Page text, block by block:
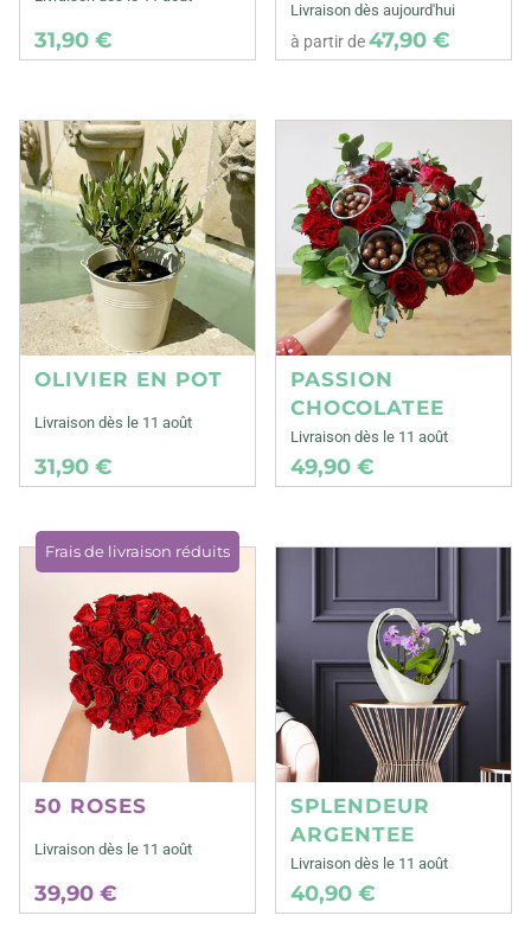
31,90 €
Livraison dès aujourd'hui
à partir de47,90 €
OLIVIER EN POT
Livraison dès le 11 août
31,90 €
PASSION
CHOCOLATEE
Livraison dès le 11 août
49,90 €
Frais de livraison réduits
50 ROSES
Livraison dès le 11 août
39,90 €
SPLENDEUR
ARGENTEE
Livraison dès le 11 août
40,90 €